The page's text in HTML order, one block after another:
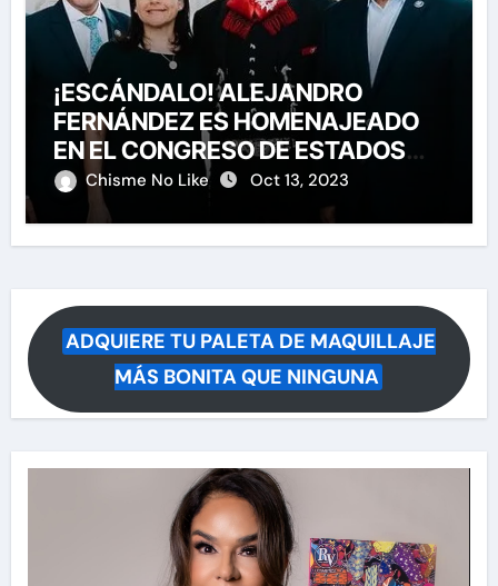
¡ESCÁNDALO! ALEJANDRO
FERNÁNDEZ ES HOMENAJEADO
EN EL CONGRESO DE ESTADOS
UNIDOS
Chisme No Like Oct 13, 2023
ADQUIERE TU PALETA DE MAQUILLAJE
MÁS BONITA QUE NINGUNA